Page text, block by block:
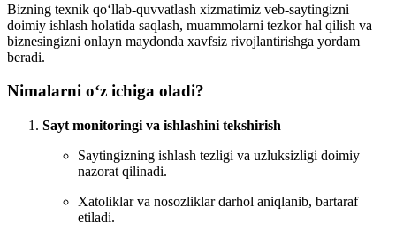
Bizning texnik qo‘llab-quvvatlash xizmatimiz veb-saytingizni
doimiy ishlash holatida saqlash, muammolarni tezkor hal qilish va
biznesingizni onlayn maydonda xavfsiz rivojlantirishga yordam
beradi.
Nimalarni o‘z ichiga oladi?
Sayt monitoringi va ishlashini tekshirish
Saytingizning ishlash tezligi va uzluksizligi doimiy
nazorat qilinadi.
Xatoliklar va nosozliklar darhol aniqlanib, bartaraf
etiladi.